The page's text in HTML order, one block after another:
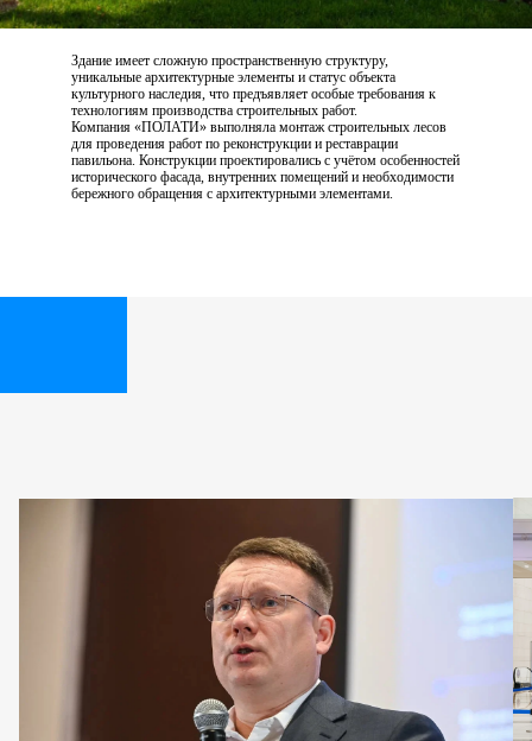
Здание имеет сложную пространственную структуру,
уникальные архитектурные элементы и статус объекта
культурного наследия, что предъявляет особые требования к
технологиям производства строительных работ.
Компания «ПОЛАТИ» выполняла монтаж строительных лесов
для проведения работ по реконструкции и реставрации
павильона. Конструкции проектировались с учётом особенностей
исторического фасада, внутренних помещений и необходимости
бережного обращения с архитектурными элементами.